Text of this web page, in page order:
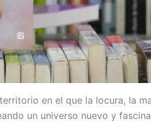
en el que la locura, la
un universo nuevo y